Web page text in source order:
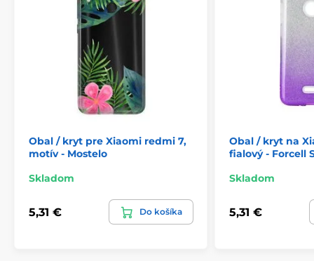
Obal / kryt pre Xiaomi redmi 7,
motív - Mostelo
Skladom
5,31 € Do košíka
Obal / kryt na
fialový - Forcell
Skladom
5,31 €